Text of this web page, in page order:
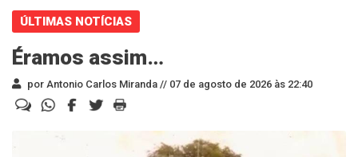
ÚLTIMAS NOTÍCIAS
Éramos assim…
por Antonio Carlos Miranda // 07 de agosto de 2026 às 22:40